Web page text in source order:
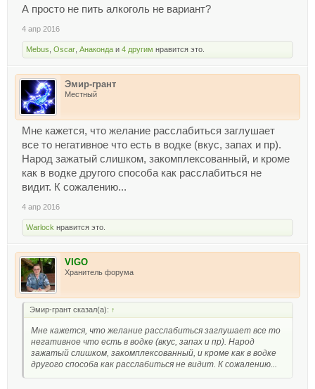
А просто не пить алкоголь не вариант?
4 апр 2016
Mebus Oscar Анаконда и 4 другим нравится это.
Эмир-грант
Местный
Мне кажется, что желание расслабиться заглушает
все то негативное что есть в водке (вкус, запах и пр).
Народ зажатый слишком, закомплексованный, и кроме
как в водке другого способа как расслабиться не
видит. К сожалению...
4 апр 2016
Warlock нравится это.
VIGO
Хранитель форума
Эмир-грант сказал(а): ↑
Мне кажется, что желание расслабиться заглушает все то
негативное что есть в водке (вкус, запах и пр). Народ
зажатый слишком, закомплексованный, и кроме как в водке
другого способа как расслабиться не видит. К сожалению...